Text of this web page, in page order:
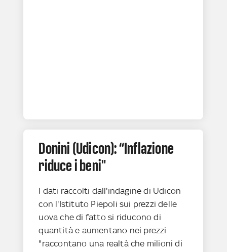
Donini (Udicon): “Inflazione
riduce i beni"
I dati raccolti dall'indagine di Udicon
con l'Istituto Piepoli sui prezzi delle
uova che di fatto si riducono di
quantità e aumentano nei prezzi
"raccontano una realtà che milioni di